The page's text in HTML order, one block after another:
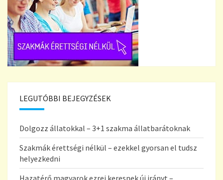
LEGUTÓBBI BEJEGYZÉSEK
Dolgozz állatokkal – 3+1 szakma állatbarátoknak
Szakmák érettségi nélkül – ezekkel gyorsan el tudsz
helyezkedni